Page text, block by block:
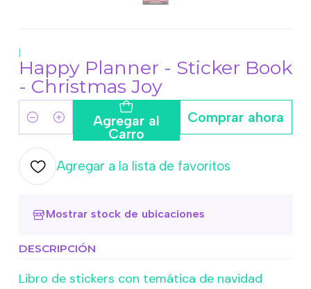
|
Happy Planner - Sticker Book
- Christmas Joy
Cantidad Agregar al
Carro
Comprar ahora
Agregar a la lista de favoritos
Mostrar stock de ubicaciones
DESCRIPCIÓN
Libro de stickers con temática de navidad